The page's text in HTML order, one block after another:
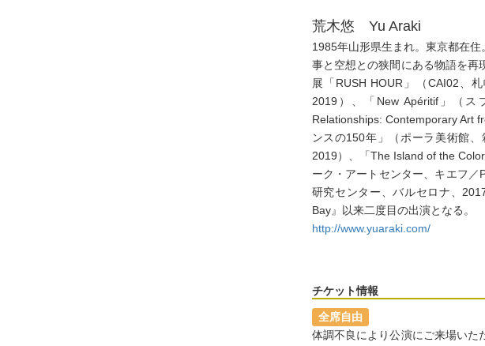
荒木悠 Yu Araki
1985年山形県生まれ。東京都在
事と空想との狭間にある物語を再
展「RUSH HOUR」（CAI02、
2019）、「New Apéritif」（
Relationships: Contemporary Art
ンスの150年」（ポーラ美術館
2019）、「The Island of the
ーク・アートセンター、キエフ
研究センター、バルセロナ、
Bay』以来二度目の出演となる。
http://www.yuaraki.com/
チケット情報
全席自由
体調不良により公演にご来場いた